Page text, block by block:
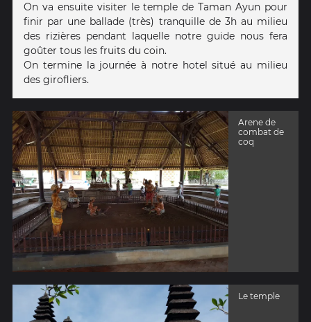
On va ensuite visiter le temple de Taman Ayun pour
finir par une ballade (très) tranquille de 3h au milieu
des rizières pendant laquelle notre guide nous fera
goûter tous les fruits du coin.
On termine la journée à notre hotel situé au milieu
des girofliers.
Arene de
combat de
coq
Le temple